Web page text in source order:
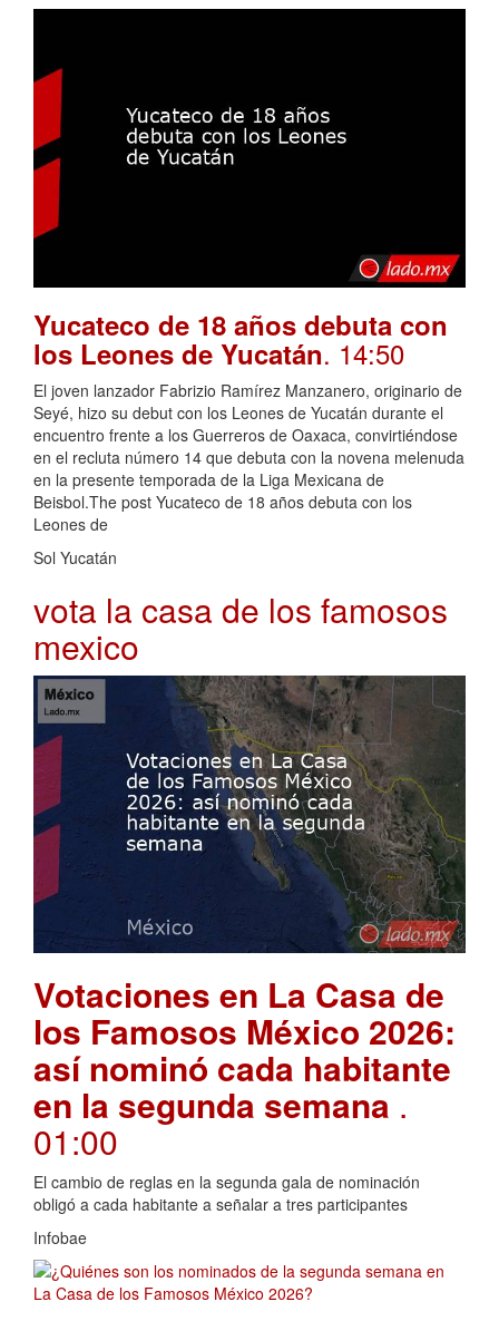
Yucateco de 18 años debuta con
los Leones de Yucatán. 14:50
El joven lanzador Fabrizio Ramírez Manzanero, originario de
Seyé, hizo su debut con los Leones de Yucatán durante el
encuentro frente a los Guerreros de Oaxaca, convirtiéndose
en el recluta número 14 que debuta con la novena melenuda
en la presente temporada de la Liga Mexicana de
Beisbol.The post Yucateco de 18 años debuta con los
Leones de
Sol Yucatán
vota la casa de los famosos
mexico
Votaciones en La Casa de
los Famosos México 2026:
así nominó cada habitante
en la segunda semana .
01:00
El cambio de reglas en la segunda gala de nominación
obligó a cada habitante a señalar a tres participantes
Infobae